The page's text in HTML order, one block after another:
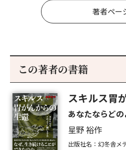
著者ペー
この著者の書籍
スキルス胃
あなたならど
星野 裕作
出版社名：幻冬舎メ